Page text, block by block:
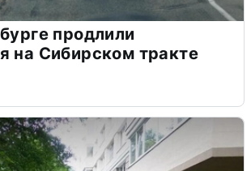
продлили
на Сибирском тракте